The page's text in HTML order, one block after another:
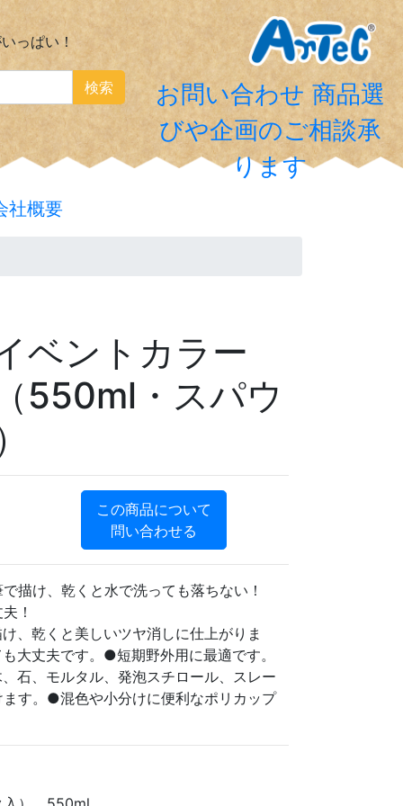
っぱい！
検索 お問い合わせ 商品選
びや企画のご相談承
ります
社概要
ベントカラー
550ml・スパウ
この商品について
問い合わせる
描け、乾くと水で洗っても落ちない！
！
、乾くと美しいツヤ消しに仕上がりま
大丈夫です。●短期野外用に最適です。
石、モルタル、発泡スチロール、スレー
ます。●混色や小分けに便利なポリカップ